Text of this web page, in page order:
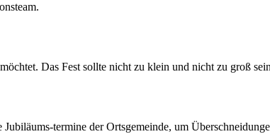
Das Fest sollte nicht zu klein und nicht zu groß
termine der Ortsgemeinde, um